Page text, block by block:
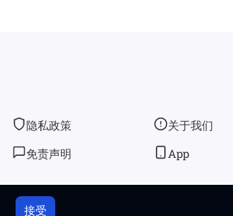
接受
隐私政策
免责声明
关于我们
App